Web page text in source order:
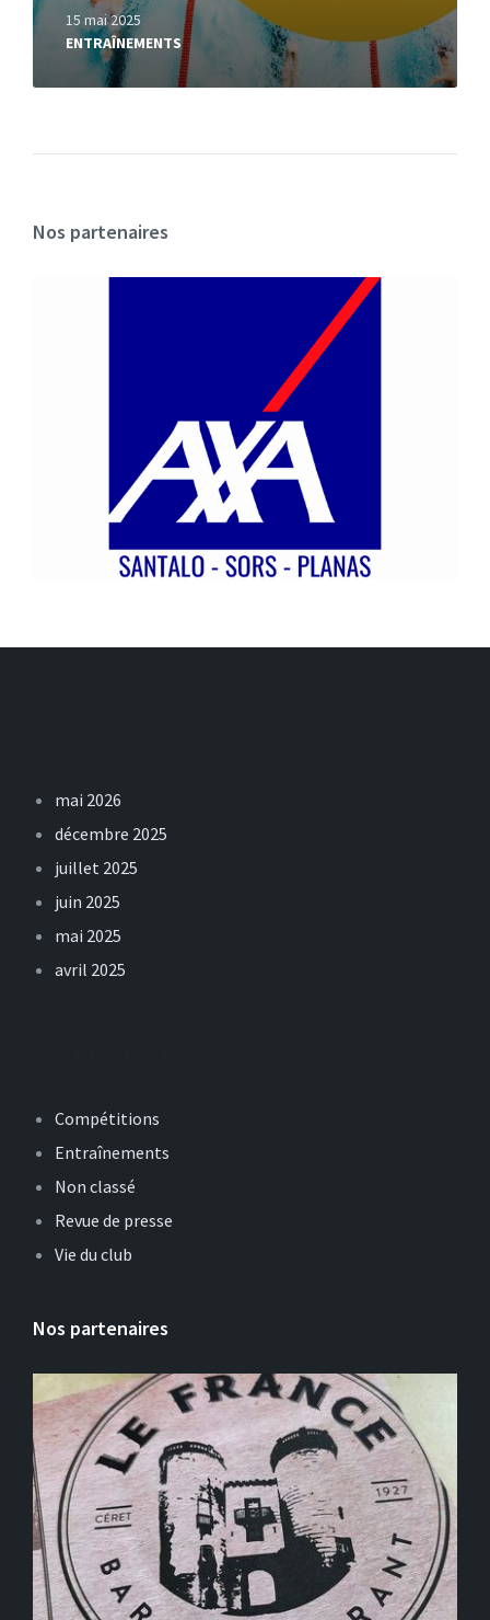
15 mai 2025
ENTRAÎNEMENTS
Nos partenaires
mai 2026
décembre 2025
juillet 2025
juin 2025
mai 2025
avril 2025
Compétitions
Entraînements
Non classé
Revue de presse
Vie du club
Nos partenaires